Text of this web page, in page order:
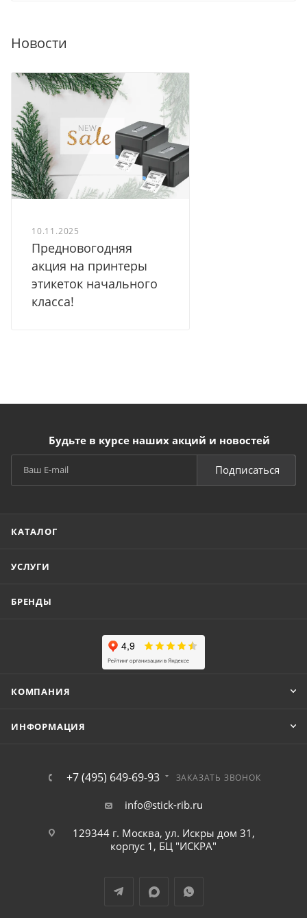
Новости
10.11.2025
Предновогодняя
акция на принтеры
этикеток начального
класса!
Будьте в курсе наших акций и новостей
Подписаться
КАТАЛОГ
УСЛУГИ
БРЕНДЫ
КОМПАНИЯ
ИНФОРМАЦИЯ
+7 (495) 649-69-93 ЗАКАЗАТЬ ЗВОНОК
info@stick-rib.ru
129344 г. Москва, ул. Искры дом 31,
корпус 1, БЦ "ИСКРА"